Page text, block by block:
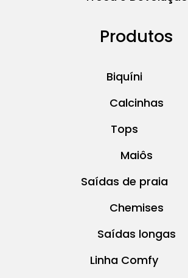
Produtos
Biquíni
Calcinhas
Tops
Maiôs
Saídas de praia
Chemises
Saídas longas
Linha Comfy